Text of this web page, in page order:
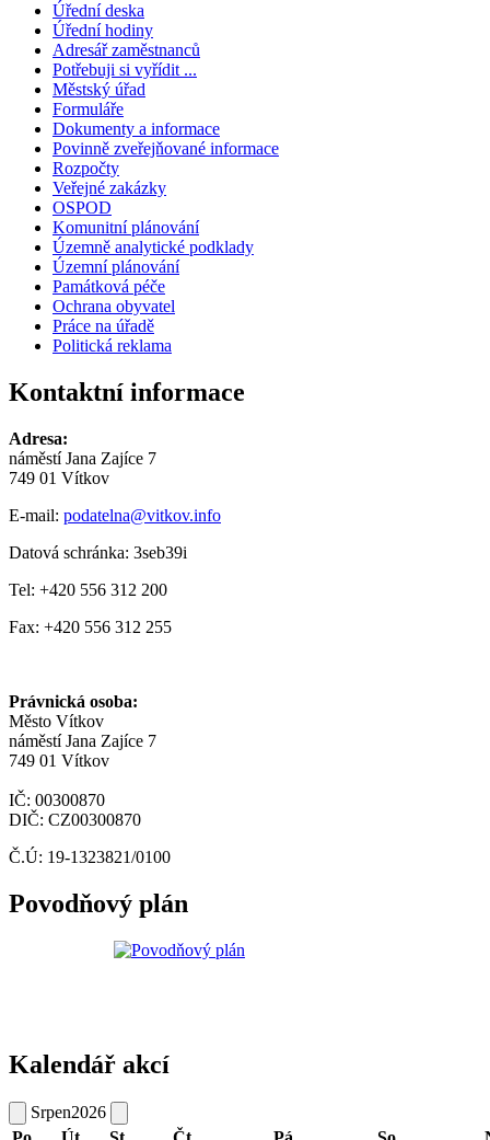
Úřední deska
Úřední hodiny
Adresář zaměstnanců
Potřebuji si vyřídit ...
Městský úřad
Formuláře
Dokumenty a informace
Povinně zveřejňované informace
Rozpočty
Veřejné zakázky
OSPOD
Komunitní plánování
Územně analytické podklady
Územní plánování
Památková péče
Ochrana obyvatel
Práce na úřadě
Politická reklama
Kontaktní informace
Adresa:
náměstí Jana Zajíce 7
749 01 Vítkov
E-mail: podatelna@vitkov.info
Datová schránka: 3seb39i
Tel: +420 556 312 200
Fax: +420 556 312 255
Právnická osoba:
Město Vítkov
náměstí Jana Zajíce 7
749 01 Vítkov
IČ: 00300870
DIČ: CZ00300870
Č.Ú: 19-1323821/0100
Povodňový plán
Kalendář akcí
Srpen2026